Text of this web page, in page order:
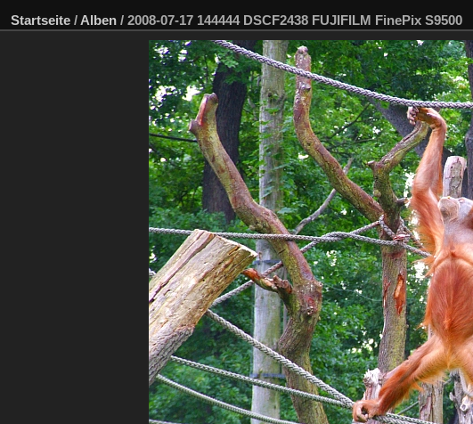
Startseite / Alben / 2008-07-17 144444 DSCF2438 FUJIFILM FinePix S9500